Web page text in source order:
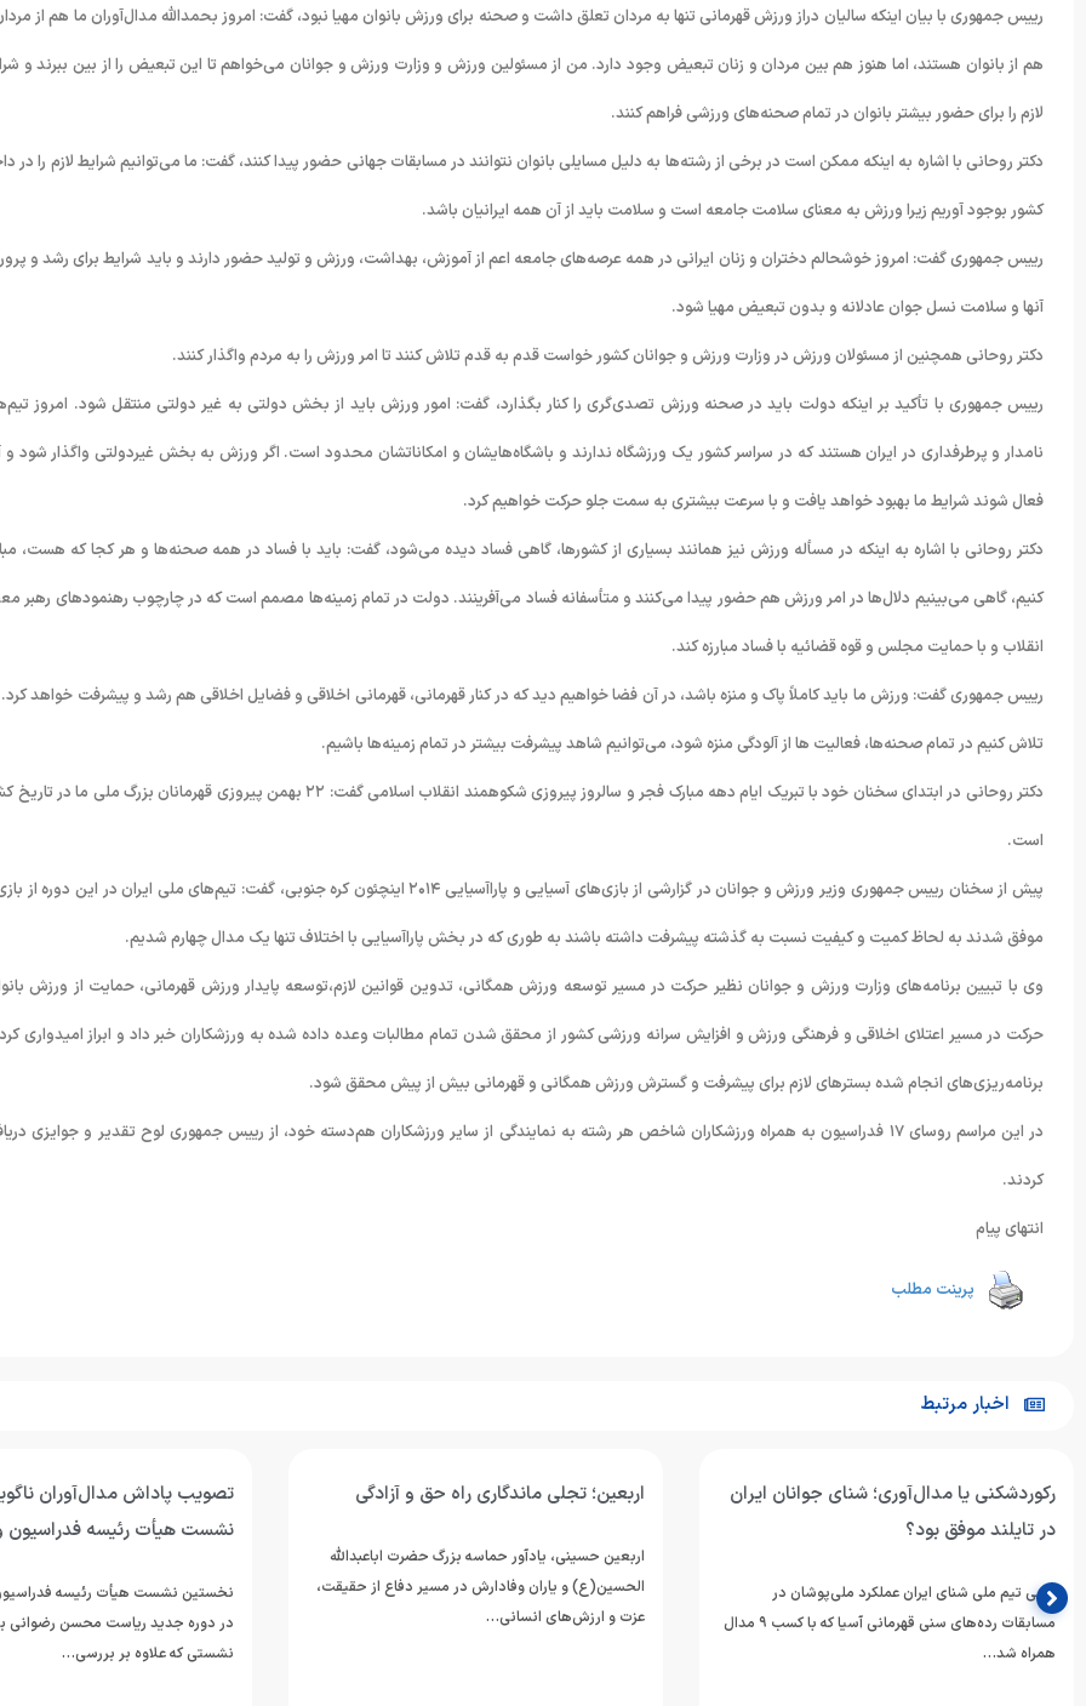
رییس جمهوری با بیان اینکه سالیان دراز ورزش قهرمانی تنها به مردان تعلق داشت و صحنه برای ورزش بانوان مهیا نبود، گفت: امروز بحمدالله مدال‌آوران ما هم از
هم از بانوان هستند، اما هنوز هم بین مردان و زنان تبعیض وجود دارد. من از مسئولین ورزش و وزارت ورزش و جوانان می‌خواهم تا این تبعیض را از بین ببرند و
لازم را برای حضور بیشتر بانوان در تمام صحنه‌های ورزشی فراهم کنند.
دکتر روحانی با اشاره به اینکه ممکن است در برخی از رشته‌ها به دلیل مسایلی بانوان نتوانند در مسابقات جهانی حضور پیدا کنند، گفت: ما می‌توانیم شرایط لازم را در
کشور بوجود آوریم زیرا ورزش به معنای سلامت جامعه است و سلامت باید از آن همه ایرانیان باشد.
رییس جمهوری گفت: امروز خوشحالم دختران و زنان ایرانی در همه عرصه‌های جامعه اعم از آموزش، بهداشت، ورزش و تولید حضور دارند و باید شرایط برای رشد و
آنها و سلامت نسل جوان عادلانه و بدون تبعیض مهیا شود.
دکتر روحانی همچنین از مسئولان ورزش در وزارت ورزش و جوانان کشور خواست قدم به قدم تلاش کنند تا امر ورزش را به مردم واگذار کنند.
رییس جمهوری با تأکید بر اینکه دولت باید در صحنه ورزش تصدی‌گری را کنار بگذارد، گفت: امور ورزش باید از بخش دولتی به غیر دولتی منتقل شود. امروز
نامدار و پرطرفداری در ایران هستند که در سراسر کشور یک ورزشگاه ندارند و باشگاه‌هایشان و امکاناتشان محدود است. اگر ورزش به بخش غیردولتی واگذار شود و
فعال شوند شرایط ما بهبود خواهد یافت و با سرعت بیشتری به سمت جلو حرکت خواهیم کرد.
دکتر روحانی با اشاره به اینکه در مسأله ورزش نیز همانند بسیاری از کشورها، گاهی فساد دیده می‌شود، گفت: باید با فساد در همه صحنه‌ها و هر کجا که هست،
کنیم، گاهی می‌بینیم دلال‌ها در امر ورزش هم حضور پیدا می‌کنند و متأسفانه فساد می‌آفرینند. دولت در تمام زمینه‌ها مصمم است که در چارچوب رهنمودهای رهبر
انقلاب و با حمایت مجلس و قوه قضائیه با فساد مبارزه کند.
رییس جمهوری گفت: ورزش ما باید کاملاً پاک و منزه باشد، در آن فضا خواهیم دید که در کنار قهرمانی، قهرمانی اخلاقی و فضایل اخلاقی هم رشد و پیشرفت خواهد کرد.
تلاش کنیم در تمام صحنه‌ها، فعالیت ها از آلودگی منزه شود، می‌توانیم شاهد پیشرفت بیشتر در تمام زمینه‌ها باشیم.
دکتر روحانی در ابتدای سخنان خود با تبریک ایام دهه مبارک فجر و سالروز پیروزی شکوهمند انقلاب اسلامی گفت: ۲۲ بهمن پیروزی قهرمانان بزرگ ملی ما در
است.
پیش از سخنان رییس‌ جمهوری وزیر ورزش و جوانان در گزارشی از بازی‌های آسیایی و پاراآسیایی ۲۰۱۴ اینچئون کره جنوبی، گفت: تیم‌های ملی ایران در این دوره
موفق شدند به لحاظ کمیت و کیفیت نسبت به گذشته پیشرفت داشته باشند به طوری که در بخش پاراآسیایی با اختلاف تنها یک مدال چهارم شدیم.
وی با تبیین برنامه‌های وزارت ورزش و جوانان نظیر حرکت در مسیر توسعه ورزش همگانی، تدوین قوانین لازم،‌توسعه پایدار ورزش قهرمانی، حمایت از ورزش
حرکت در مسیر اعتلای اخلاقی و فرهنگی ورزش و افزایش سرانه ورزشی کشور از محقق شدن تمام مطالبات وعده داده شده به ورزشکاران خبر داد و ابراز امیدواری
برنامه‌ریزی‌های انجام شده بسترهای لازم برای پیشرفت و گسترش ورزش همگانی و قهرمانی بیش از پیش محقق شود.
در این مراسم روسای ۱۷ فدراسیون به همراه ورزشکاران شاخص هر رشته به نمایندگی از سایر ورزشکاران هم‌دسته خود، از رییس‌ جمهوری لوح تقدیر و جوایزی
کردند.
انتهای پیام
پرینت مطلب
اخبار مرتبط
رکوردشکنی یا مدال‌آوری؛ شنای جوانان ایران
در تایلند موفق بود؟
مربی تیم ملی شنای ایران عملکرد ملی‌پوشان در
مسابقات رده‌های سنی قهرمانی آسیا که با کسب ۹ مدال
همراه شد…
اربعین؛ تجلی ماندگاری راه حق و آزادگی
اربعین حسینی، یادآور حماسه بزرگ حضرت اباعبدالله
الحسین(ع) و یاران وفادارش در مسیر دفاع از حقیقت،
عزت و ارزش‌های انسانی…
تصویب پاداش مدال‌آوران
نشست هیأت رئیسه فدراسیون
نخستین نشست هیأت رئیسه
در دوره جدید ریاست محسن رضوانی
نشستی که علاوه بر بررسی…